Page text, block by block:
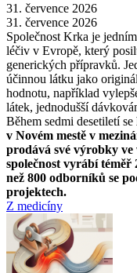
31. července 2026
31. července 2026
Společnost Krka je
léčiv v Evropě, který
generických přípravků.
účinnou látku jako
hodnotu, například
látek, jednodušší
Během sedmi desetiletí se
v Novém mestě v
prodává své výrobky ve
společnost vyrábí
než 800 odborníků se
projektech.
Z medicíny